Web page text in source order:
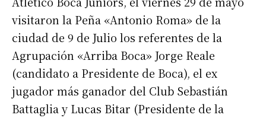
visitaron la Peña «Antonio Roma» de la
ciudad de 9 de Julio los referentes de la
Agrupación «Arriba Boca» Jorge Reale
(candidato a Presidente de Boca), el ex
jugador más ganador del Club Sebastián
Battaglia y Lucas Bitar (Presidente de la